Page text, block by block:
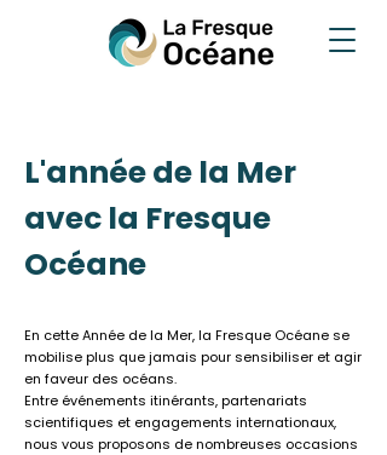
L'année de la Mer
avec la Fresque
Océane
En cette Année de la Mer, la Fresque Océane se
mobilise plus que jamais pour sensibiliser et agir
en faveur des océans.
Entre événements itinérants, partenariats
scientifiques et engagements internationaux,
nous vous proposons de nombreuses occasions